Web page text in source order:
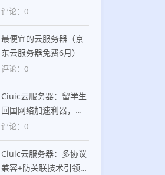
宅IP服务，支持
SOCKS5/HTTP双协议，
仅25元/月
评论：0
最便宜的云服务器（京
东云服务器免费6月）
评论：0
Ciuic云服务器：留学生
回国网络加速利器，美
国住宅IP助力高效跨境
连接
评论：0
Ciuic云服务器：多协议
兼容+防关联技术引领美